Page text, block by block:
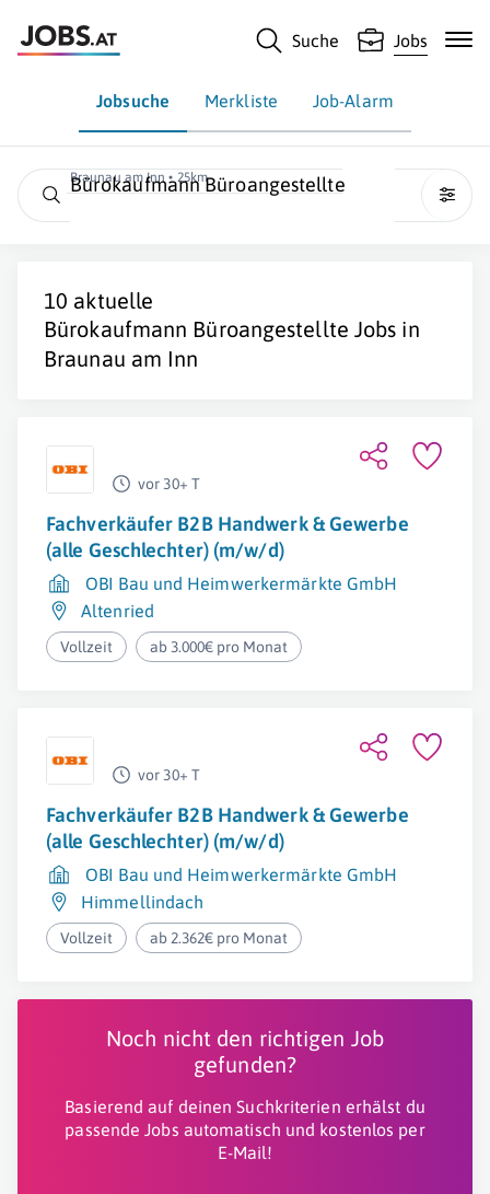
Suche Jobs
Jobsuche Merkliste Job-Alarm
Braunau am Inn • 25km
Bürokaufmann Büroangestellte
10 aktuelle
Bürokaufmann Büroangestellte Jobs in
Braunau am Inn
vor 30+ T
Fachverkäufer B2B Handwerk & Gewerbe
(alle Geschlechter) (m/w/d)
OBI Bau und Heimwerkermärkte GmbH
Altenried
Vollzeit ab 3.000€ pro Monat
vor 30+ T
Fachverkäufer B2B Handwerk & Gewerbe
(alle Geschlechter) (m/w/d)
OBI Bau und Heimwerkermärkte GmbH
Himmellindach
Vollzeit ab 2.362€ pro Monat
Noch nicht den richtigen Job
gefunden?
Basierend auf deinen Suchkriterien erhälst du
passende Jobs automatisch und kostenlos per
E-Mail!